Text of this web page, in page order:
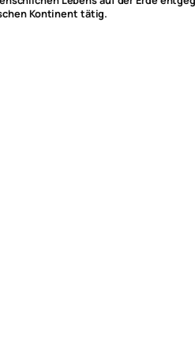
Kontinent tätig.